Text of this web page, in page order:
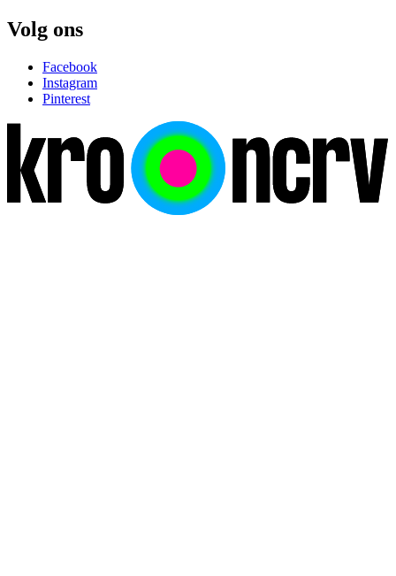
Volg ons
Facebook
Instagram
Pinterest